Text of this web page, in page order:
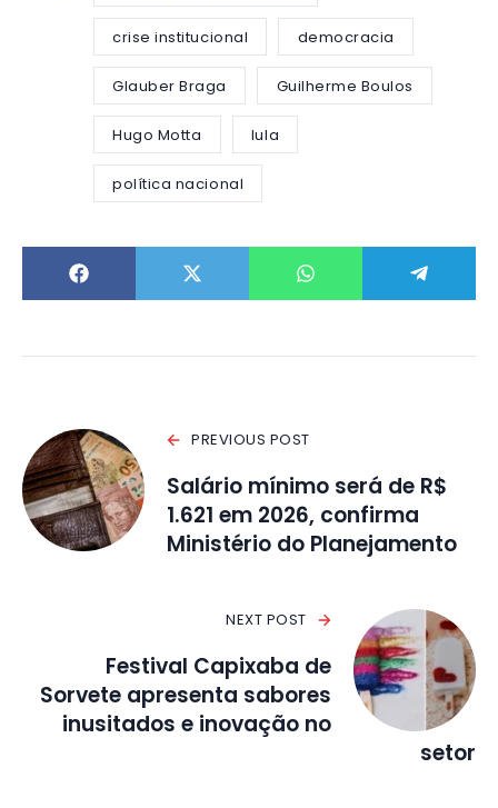
crise institucional democracia
Glauber Braga Guilherme Boulos
Hugo Motta lula
política nacional
PREVIOUS POST
Salário mínimo será de R$
1.621 em 2026, confirma
Ministério do Planejamento
NEXT POST
Festival Capixaba de
Sorvete apresenta sabores
inusitados e inovação no
setor